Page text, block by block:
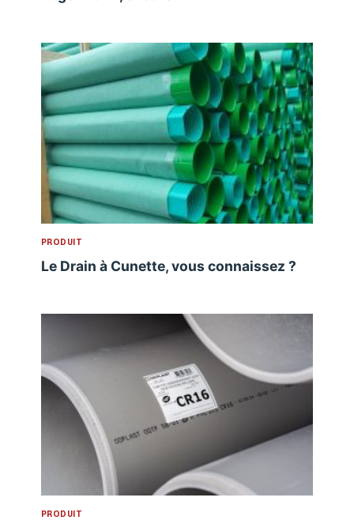
PRODUIT
Le Drain à Cunette, vous connaissez ?
PRODUIT